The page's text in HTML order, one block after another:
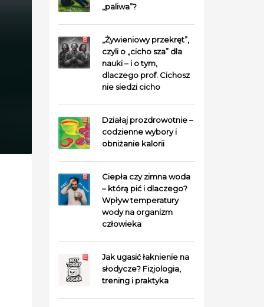
„paliwa”?
„Żywieniowy przekręt”,
czyli o „cicho sza” dla
nauki – i o tym,
dlaczego prof. Cichosz
nie siedzi cicho
Działaj prozdrowotnie –
codzienne wybory i
obniżanie kalorii
Ciepła czy zimna woda
– którą pić i dlaczego?
Wpływ temperatury
wody na organizm
człowieka
Jak ugasić łaknienie na
słodycze? Fizjologia,
trening i praktyka